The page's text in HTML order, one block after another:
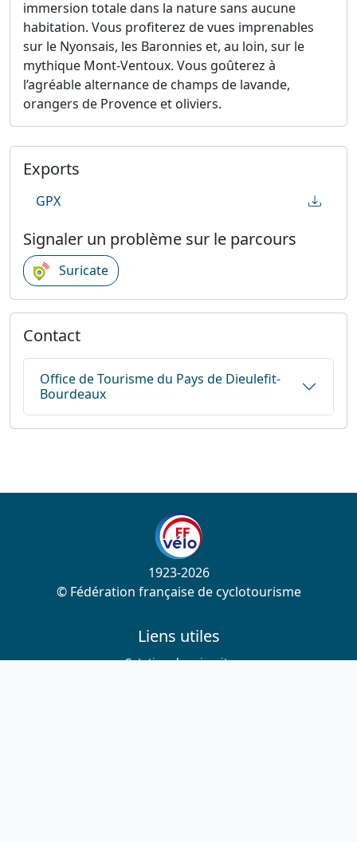
immersion totale dans la nature sans aucune
habitation. Vous profiterez de vues imprenables
sur le Nyonsais, les Baronnies et, au loin, sur le
mythique Mont-Ventoux. Vous goûterez à
l’agréable alternance de champs de lavande,
orangers de Provence et oliviers.
Exports
GPX
Signaler un problème sur le parcours
Suricate
Contact
Office de Tourisme du Pays de Dieulefit-
Bourdeaux
1923-2026
© Fédération française de cyclotourisme
Liens utiles
Cotation des circuits